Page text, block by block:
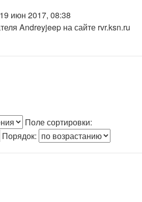
19 июн 2017, 08:38
Andreyjeep на сайте rvr.ksn.ru
Поле сортировки:
Порядок: